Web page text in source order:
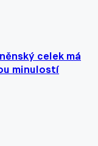
celek má
minulostí